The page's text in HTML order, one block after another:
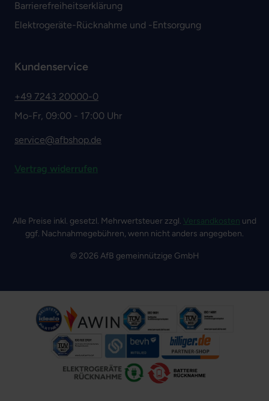
Barrierefreiheitserklärung
Elektrogeräte-Rücknahme und -Entsorgung
Kundenservice
+49 7243 20000-0
Mo-Fr, 09:00 - 17:00 Uhr
service@afbshop.de
Vertrag widerrufen
Alle Preise inkl. gesetzl. Mehrwertsteuer zzgl. Versandkosten und
ggf. Nachnahmegebühren, wenn nicht anders angegeben.
© 2026 AfB gemeinnützige GmbH